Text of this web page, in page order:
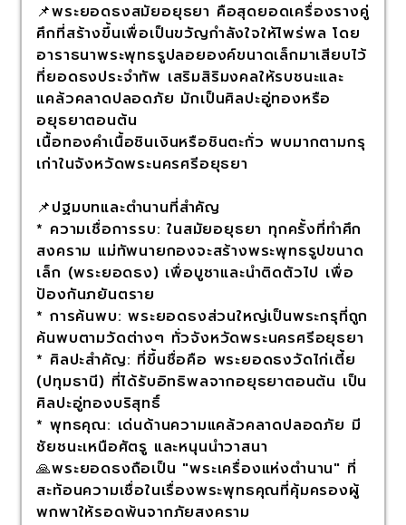
📌พระยอดธงสมัยอยุธยา คือสุดยอดเครื่องรางคู่
ศึกที่สร้างขึ้นเพื่อเป็นขวัญกำลังใจให้ไพร่พล โดย
อาราธนาพระพุทธรูปลอยองค์ขนาดเล็กมาเสียบไว้
ที่ยอดธงประจำทัพ เสริมสิริมงคลให้รบชนะและ
แคล้วคลาดปลอดภัย มักเป็นศิลปะอู่ทองหรือ
อยุธยาตอนต้น
เนื้อทองคำเนื้อชินเงินหรือชินตะกั่ว พบมากตามกรุ
เก่าในจังหวัดพระนครศรีอยุธยา
📌ปฐมบทและตำนานที่สำคัญ
* ความเชื่อการรบ: ในสมัยอยุธยา ทุกครั้งที่ทำศึก
สงคราม แม่ทัพนายกองจะสร้างพระพุทธรูปขนาด
เล็ก (พระยอดธง) เพื่อบูชาและนำติดตัวไป เพื่อ
ป้องกันภยันตราย
* การค้นพบ: พระยอดธงส่วนใหญ่เป็นพระกรุที่ถูก
ค้นพบตามวัดต่างๆ ทั่วจังหวัดพระนครศรีอยุธยา
* ศิลปะสำคัญ: ที่ขึ้นชื่อคือ พระยอดธงวัดไก่เตี้ย
(ปทุมธานี) ที่ได้รับอิทธิพลจากอยุธยาตอนต้น เป็น
ศิลปะอู่ทองบริสุทธิ์
* พุทธคุณ: เด่นด้านความแคล้วคลาดปลอดภัย มี
ชัยชนะเหนือศัตรู และหนุนนำวาสนา
🙏พระยอดธงถือเป็น "พระเครื่องแห่งตำนาน" ที่
สะท้อนความเชื่อในเรื่องพระพุทธคุณที่คุ้มครองผู้
พกพาให้รอดพ้นจากภัยสงคราม